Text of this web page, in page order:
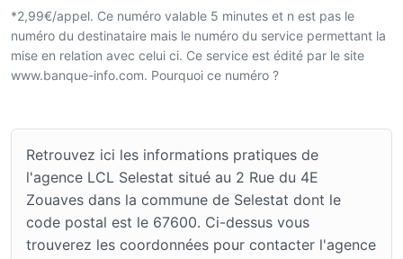
*2,99€/appel. Ce numéro valable 5 minutes et n est pas le
numéro du destinataire mais le numéro du service permettant la
mise en relation avec celui ci. Ce service est édité par le site
www.banque-info.com. Pourquoi ce numéro ?
Retrouvez ici les informations pratiques de
l'agence LCL Selestat situé au 2 Rue du 4E
Zouaves dans la commune de Selestat dont le
code postal est le 67600. Ci-dessus vous
trouverez les coordonnées pour contacter l'agence